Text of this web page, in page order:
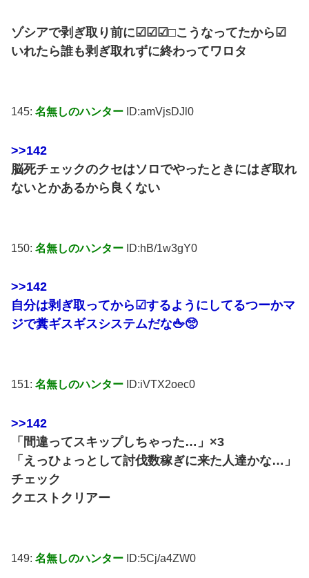
ゾシアで剥ぎ取り前に☑☑☑□こうなってたから☑
いれたら誰も剥ぎ取れずに終わってワロタ
145: 名無しのハンター ID:amVjsDJl0
>>142
脳死チェックのクセはソロでやったときにはぎ取れ
ないとかあるから良くない
150: 名無しのハンター ID:hB/1w3gY0
>>142
自分は剥ぎ取ってから☑するようにしてるつーかマ
ジで糞ギスギスシステムだな🖕🥺
151: 名無しのハンター ID:iVTX2oec0
>>142
「間違ってスキップしちゃった…」×3
「えっひょっとして討伐数稼ぎに来た人達かな…」
チェック
クエストクリアー
149: 名無しのハンター ID:5Cj/a4ZW0